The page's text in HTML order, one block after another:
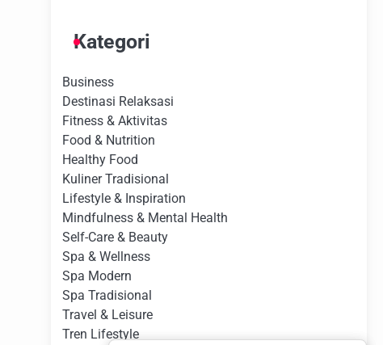
Kategori
Business
Destinasi Relaksasi
Fitness & Aktivitas
Food & Nutrition
Healthy Food
Kuliner Tradisional
Lifestyle & Inspiration
Mindfulness & Mental Health
Self-Care & Beauty
Spa & Wellness
Spa Modern
Spa Tradisional
Travel & Leisure
Tren Lifestyle